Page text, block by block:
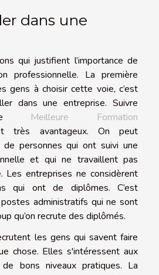
dans une
qui justifient l’importance de
professionnelle. La première
gens à choisir cette voie, c’est
dans une entreprise. Suivre
Meilleure Formation
très avantageux. On peut
personnes qui ont suivi une
et qui ne travaillent pas
Les entreprises ne considèrent
qui ont de diplômes. C’est
administratifs qui ne sont
qu’on recrute des diplômés.
les gens qui savent faire
chose. Elles s'intéressent aux
bons niveaux pratiques. La